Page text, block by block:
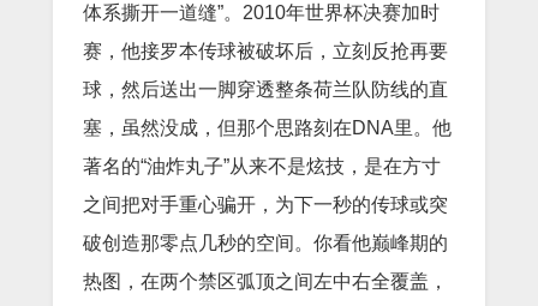
体系撕开一道缝”。2010年世界杯决赛加时
赛，他接罗本传球被破坏后，立刻反抢再要
球，然后送出一脚穿透整条荷兰队防线的直
塞，虽然没成，但那个思路刻在DNA里。他
著名的“油炸丸子”从来不是炫技，是在方寸
之间把对手重心骗开，为下一秒的传球或突
破创造那零点几秒的空间。你看他巅峰期的
热图，在两个禁区弧顶之间左中右全覆盖，